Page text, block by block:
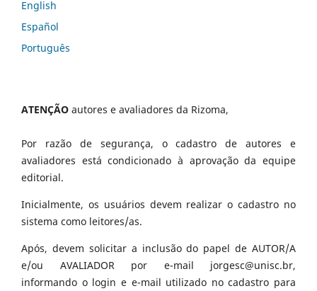
English
Español
Português
ATENÇÃO autores e avaliadores da Rizoma,
Por razão de segurança, o cadastro de autores e
avaliadores está condicionado à aprovação da equipe
editorial.
Inicialmente, os usuários devem realizar o cadastro no
sistema como leitores/as.
Após, devem solicitar a inclusão do papel de AUTOR/A
e/ou AVALIADOR por e-mail jorgesc@unisc.br,
informando o login e e-mail utilizado no cadastro para